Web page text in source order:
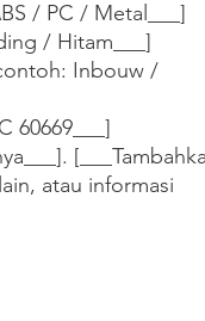
/ PC / Metal___]
/ Hitam___]
Inbouw /
60669___]
atau informasi